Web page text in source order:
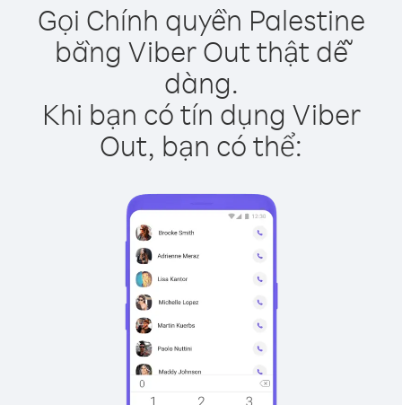
Gọi Chính quyền Palestine
bằng Viber Out thật dễ
dàng.
Khi bạn có tín dụng Viber
Out, bạn có thể: